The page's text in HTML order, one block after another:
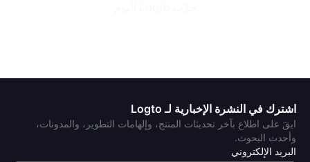
اشترك في النشرة الإخبارية لـ Logto
ابقَ على اطلاع بآخر تحديثات المنتج، وإلهامات التطوير، والمدونات،
وأحدث البحوث.
البريد الإلكتروني